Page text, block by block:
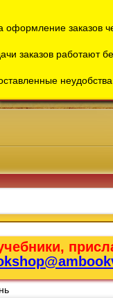
Телефон интернет-
Телефон розничного
Работаем ежедневно с
оформление заказов
заказов работают
неудобства.